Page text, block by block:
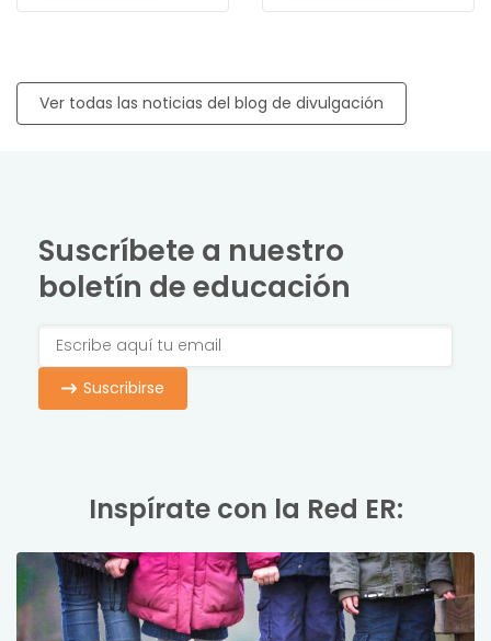
Ver todas las noticias del blog de divulgación
Suscríbete a nuestro
boletín de educación
Suscribirse
Inspírate con la Red ER: